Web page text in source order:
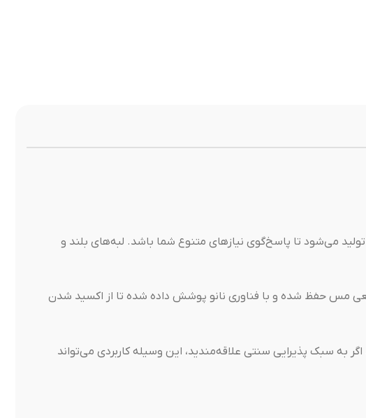
می‌شود تا پاسخ‌گوی نیازهای متنوع شما باشد. لبه‌های بلند و
مس حفظ شده و با فناوری نانو پوشش داده شده تا از اکسید شدن
به سبک پذیرایی سنتی علاقه‌مندید، این وسیله کاربردی می‌تواند